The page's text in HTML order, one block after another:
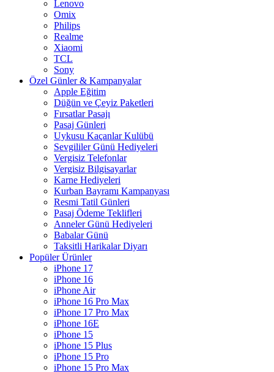
Lenovo
Omix
Philips
Realme
Xiaomi
TCL
Sony
Özel Günler & Kampanyalar
Apple Eğitim
Düğün ve Çeyiz Paketleri
Fırsatlar Pasajı
Pasaj Günleri
Uykusu Kaçanlar Kulübü
Sevgililer Günü Hediyeleri
Vergisiz Telefonlar
Vergisiz Bilgisayarlar
Karne Hediyeleri
Kurban Bayramı Kampanyası
Resmi Tatil Günleri
Pasaj Ödeme Teklifleri
Anneler Günü Hediyeleri
Babalar Günü
Taksitli Harikalar Diyarı
Popüler Ürünler
iPhone 17
iPhone 16
iPhone Air
iPhone 16 Pro Max
iPhone 17 Pro Max
iPhone 16E
iPhone 15
iPhone 15 Plus
iPhone 15 Pro
iPhone 15 Pro Max